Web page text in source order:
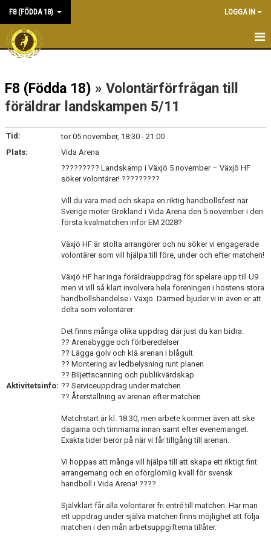
F8 (FÖDDA 18) LOGGA IN
HEM
NYHETER
KALENDER
MATCHER
F8 (Födda 18) » Volontärförfrågan till
föräldrar landskampen 5/11
Tid:
tor 05 november, 18:30 - 21:00
Plats:
Vida Arena
Aktivitetsinfo:
????????? Landskamp i Växjö 5 november – Växjö HF
söker volontärer! ?????????
Vill du vara med och skapa en riktig handbollsfest när
Sverige möter Grekland i Vida Arena den 5 november i den
första kvalmatchen inför EM 2028?
Växjö HF är stolta arrangörer och nu söker vi engagerade
volontärer som vill hjälpa till före, under och efter matchen!
Växjö HF har inga föräldrauppdrag för spelare upp till U9
men vi vill så klart involvera hela föreningen i höstens stora
handbollshändelse i Växjö. Därmed bjuder vi in även er att
delta som volontärer:
Det finns många olika uppdrag där just du kan bidra:
?? Arenabygge och förberedelser
?? Lägga golv och klä arenan i blågult
?? Montering av ledbelysning runt planen
?? Biljettscanning och publikvärdskap
?? Serviceuppdrag under matchen
?? Återställning av arenan efter matchen
Matchstart är kl. 18:30, men arbete kommer även att ske
dagarna och timmarna innan samt efter evenemanget.
Exakta tider beror på när vi får tillgång till arenan.
Vi hoppas att många vill hjälpa till att skapa ett riktigt fint
arrangemang och en oförglömlig kväll för svensk
handboll i Vida Arena! ????
Självklart får alla volontärer fri entré till matchen. Har man
ett uppdrag under själva matchen finns möjlighet att följa
matchen i den mån arbetsuppgifterna tillåter.